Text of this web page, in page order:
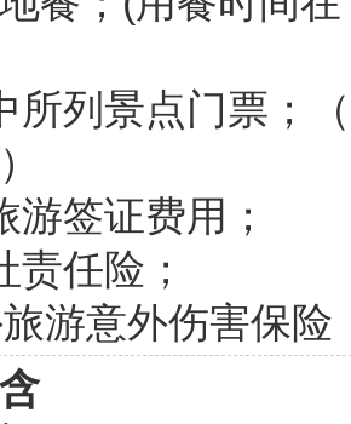
所列景点门票；
游签证费用；
责任险；
游意外伤害保险